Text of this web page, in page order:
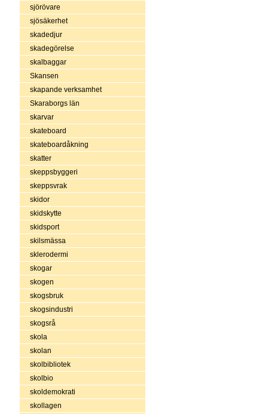
sjörövare
sjösäkerhet
skadedjur
skadegörelse
skalbaggar
Skansen
skapande verksamhet
Skaraborgs län
skarvar
skateboard
skateboardåkning
skatter
skeppsbyggeri
skeppsvrak
skidor
skidskytte
skidsport
skilsmässa
sklerodermi
skogar
skogen
skogsbruk
skogsindustri
skogsrå
skola
skolan
skolbibliotek
skolbio
skoldemokrati
skollagen